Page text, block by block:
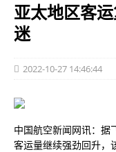
亚太地区客
迷
2022-10-27 14:46:44
中国航空新闻网讯：据
客运量继续强劲回升，